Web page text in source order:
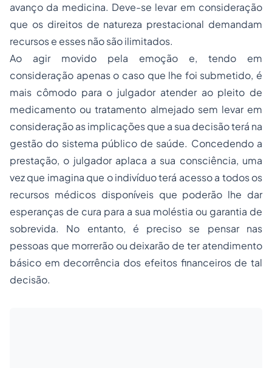
avanço da medicina. Deve-se levar em consideração
que os direitos de natureza prestacional demandam
recursos e esses não são ilimitados.
Ao agir movido pela emoção e, tendo em
consideração apenas o caso que lhe foi submetido, é
mais cômodo para o julgador atender ao pleito de
medicamento ou tratamento almejado sem levar em
consideração as implicações que a sua decisão terá na
gestão do sistema público de saúde. Concedendo a
prestação, o julgador aplaca a sua consciência, uma
vez que imagina que o indivíduo terá acesso a todos os
recursos médicos disponíveis que poderão lhe dar
esperanças de cura para a sua moléstia ou garantia de
sobrevida. No entanto, é preciso se pensar nas
pessoas que morrerão ou deixarão de ter atendimento
básico em decorrência dos efeitos financeiros de tal
decisão.